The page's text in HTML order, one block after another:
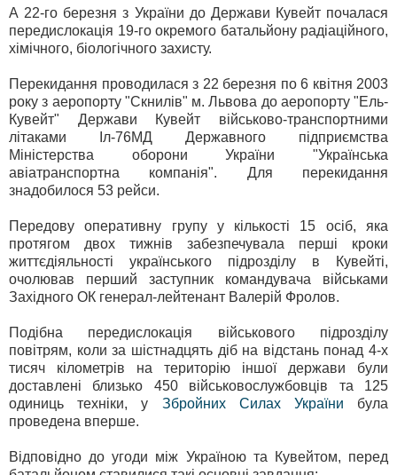
А 22-го березня з України до Держави Кувейт почалася
передислокація 19-го окремого батальйону радіаційного,
хімічного, біологічного захисту.
Перекидання проводилася з 22 березня по 6 квітня 2003
року з аеропорту "Скнилів" м. Львова до аеропорту "Ель-
Кувейт" Держави Кувейт військово-транспортними
літаками Іл-76МД Державного підприємства
Міністерства оборони України "Українська
авіатранспортна компанія". Для перекидання
знадобилося 53 рейси.
Передову оперативну групу у кількості 15 осіб, яка
протягом двох тижнів забезпечувала перші кроки
життєдіяльності українського підрозділу в Кувейті,
очолював перший заступник командувача військами
Західного ОК генерал-лейтенант Валерій Фролов.
Подібна передислокація військового підрозділу
повітрям, коли за шістнадцять діб на відстань понад 4-х
тисяч кілометрів на територію іншої держави були
доставлені близько 450 військовослужбовців та 125
одиниць техніки, у Збройних Силах України була
проведена вперше.
Відповідно до угоди між Україною та Кувейтом, перед